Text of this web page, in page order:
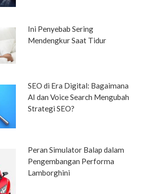
Ini Penyebab Sering
Mendengkur Saat Tidur
SEO di Era Digital: Bagaimana
AI dan Voice Search Mengubah
Strategi SEO?
Peran Simulator Balap dalam
Pengembangan Performa
Lamborghini